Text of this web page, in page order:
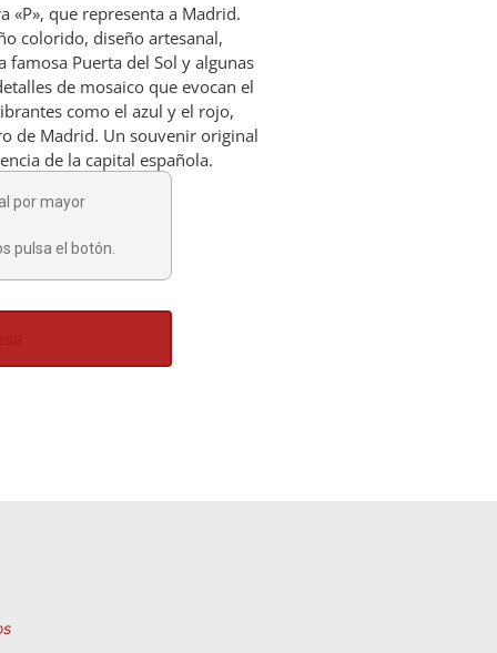
«P», que representa a Madrid.
colorido, diseño artesanal,
Puerta del Sol y algunas
de mosaico que evocan el
como el azul y el rojo,
de Madrid. Un souvenir original
de la capital española.
por mayor
pulsa el botón.